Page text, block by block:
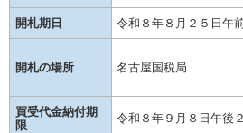
開札期日 令和８年８月２５日午
開札の場所 名古屋国税局
買受代金納付期
限
令和８年９月８日午後